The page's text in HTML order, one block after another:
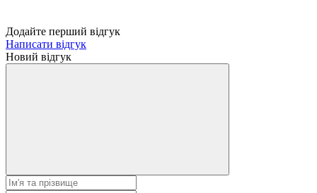
Додайте перший відгук
Написати відгук
Новий відгук